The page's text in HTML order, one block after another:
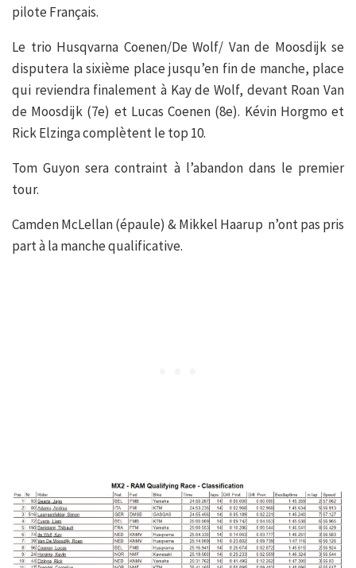
pilote Français.
Le trio Husqvarna Coenen/De Wolf/ Van de Moosdijk se
disputera la sixième place jusqu’en fin de manche, place
qui reviendra finalement à Kay de Wolf, devant Roan Van
de Moosdijk (7e) et Lucas Coenen (8e). Kévin Horgmo et
Rick Elzinga complètent le top 10.
Tom Guyon sera contraint à l’abandon dans le premier
tour.
Camden McLellan (épaule) & Mikkel Haarup n’ont pas pris
part à la manche qualificative.